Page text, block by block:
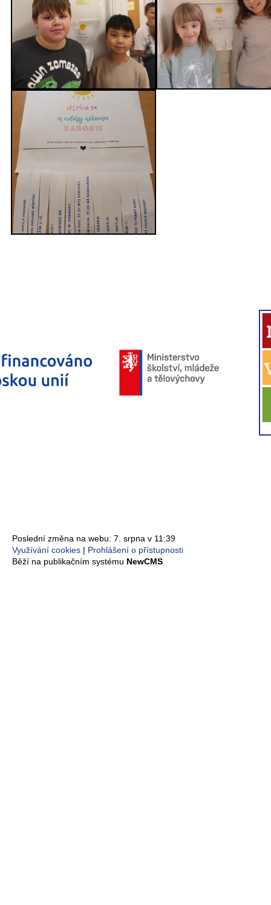
Poslední změna na webu: 7. srpna v 11:39
Využívání cookies
Prohlášení o přístupnosti
Běží na publikačním systému NewCMS